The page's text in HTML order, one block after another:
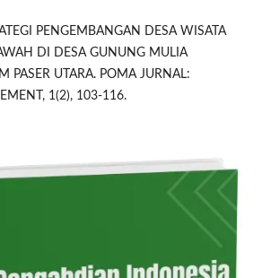
PENGEMBANGAN DESA WISATA
DI DESA GUNUNG MULIA
PASER UTARA. POMA JURNAL:
1(2), 103-116.